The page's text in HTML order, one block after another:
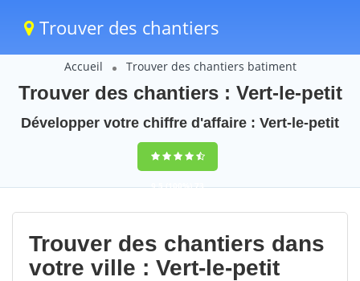
Trouver des chantiers
Accueil Trouver des chantiers batiment
Trouver des chantiers : Vert-le-petit
Développer votre chiffre d'affaire : Vert-le-petit
9,5(100%)73
votes
Trouver des chantiers dans
votre ville : Vert-le-petit